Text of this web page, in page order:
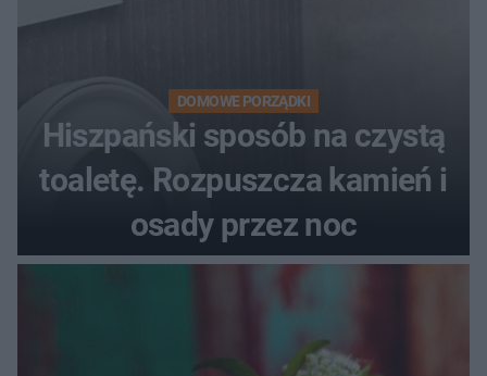
DOMOWE PORZĄDKI
Hiszpański sposób na czystą
toaletę. Rozpuszcza kamień i
osady przez noc